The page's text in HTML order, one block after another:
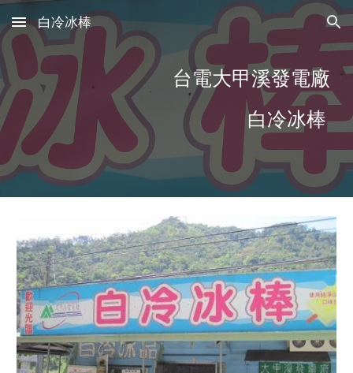
Skip to main content Skip to navigation
白冷冰棒
台電大甲溪發電廠
白冷冰棒